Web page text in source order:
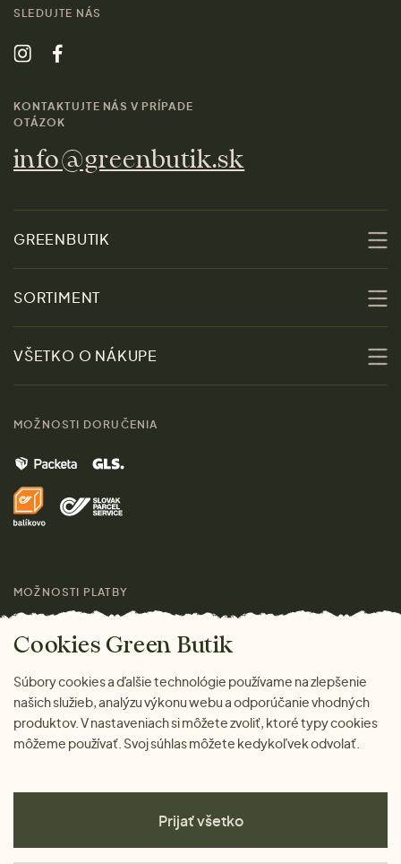
SLEDUJTE NÁS
KONTAKTUJTE NÁS V PRÍPADE
OTÁZOK
info@greenbutik.sk
GREENBUTIK
Udržateľnosť
Kontakt
Značky
Pre médiá
SORTIMENT
Zľavy
Ženy
Muži
Domov
Darčeky
VŠETKO O NÁKUPE
Doprava a platba
MOŽNOSTI DORUČENIA
MOŽNOSTI PLATBY
Cookies Green Butik
Súbory cookies a ďalšie technológie používame na zlepšenie
našich služieb, analýzu výkonu webu a odporúčanie vhodných
produktov. V nastaveniach si môžete zvoliť, ktoré typy cookies
môžeme používať. Svoj súhlas môžete kedykoľvek odvolať.
Prijať všetko